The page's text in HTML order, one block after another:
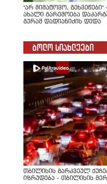
"არ მიმატოვო,
ახალი გარემოება
გურამ დადიანიძის დედა
ბოლო სიახლეები
თბილისის გარკვეულ
იზრუდება - თბილისის